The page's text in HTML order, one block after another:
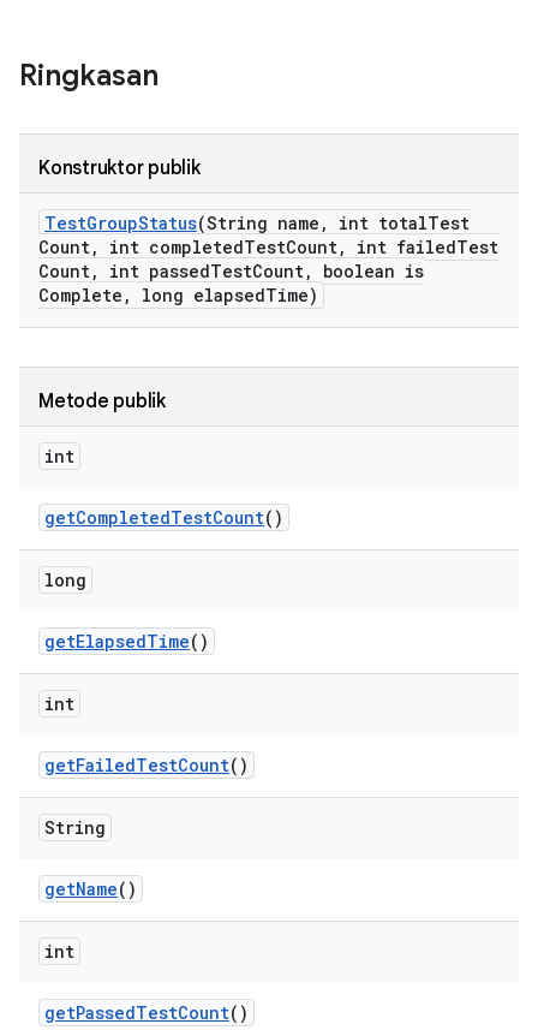
Ringkasan
Konstruktor publik
TestGroupStatus(String name , int totalTest
Count, int completedTestCount, int failedTest
Count, int passedTestCount,
boolean is
Complete , long elapsedTime)
Metode publik
int
getCompletedTestCount()
long
getElapsedTime()
int
getFailedTestCount()
String
getName()
int
getPassedTestCount()